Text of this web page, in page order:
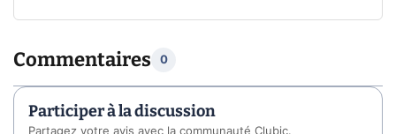
Commentaires 0
Participer à la discussion